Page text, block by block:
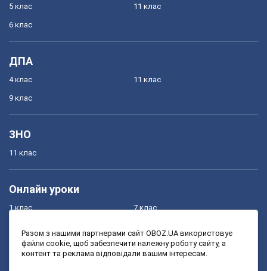
5 клас
6 клас
11 клас
ДПА
4 клас
9 клас
11 клас
ЗНО
11 клас
Онлайн уроки
1 клас
3 клас
7 клас
9 клас
Разом з нашими партнерами сайт OBOZ.UA використовує
файли cookie, щоб забезпечити належну роботу сайту, а
контент та реклама відповідали вашим інтересам.